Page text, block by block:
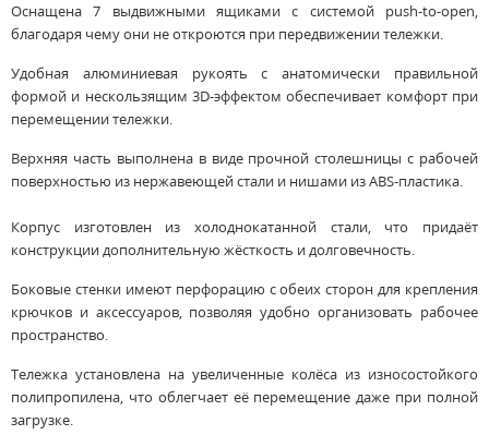
Оснащена 7 выдвижными ящиками с системой push-to-open,
благодаря чему они не откроются при передвижении тележки.
Удобная алюминиевая рукоять с анатомически правильной
формой и нескользящим 3D-эффектом обеспечивает комфорт при
перемещении тележки.
Верхняя часть выполнена в виде прочной столешницы с рабочей
поверхностью из нержавеющей стали и нишами из ABS-пластика.
Корпус изготовлен из холоднокатанной стали, что придаёт
конструкции дополнительную жёсткость и долговечность.
Боковые стенки имеют перфорацию с обеих сторон для крепления
крючков и аксессуаров, позволяя удобно организовать рабочее
пространство.
Тележка установлена на увеличенные колёса из износостойкого
полипропилена, что облегчает её перемещение даже при полной
загрузке.